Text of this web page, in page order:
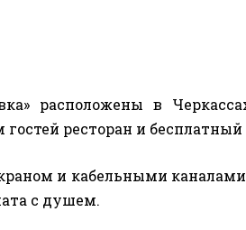
расположены в
ресторан и
и кабельными
с душем.